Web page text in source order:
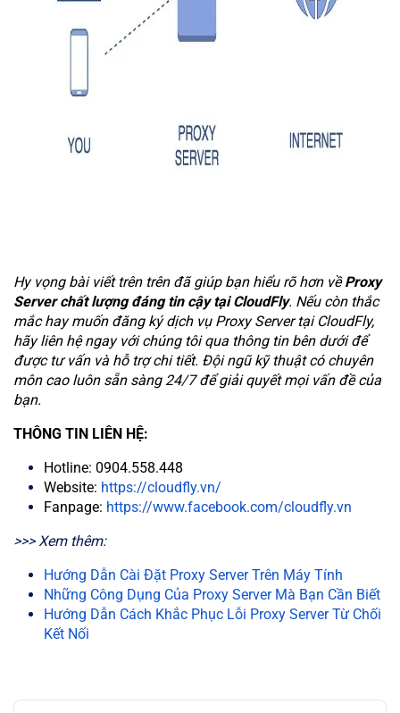
Hy vọng bài viết trên trên đã giúp bạn hiểu rõ hơn vềProxy
Server chất lượng đáng tin cậy tại CloudFly. Nếu còn thắc
mắc hay muốn đăng ký dịch vụ Proxy Server tại CloudFly,
hãy liên hệ ngay với chúng tôi qua thông tin bên dưới để
được tư vấn và hỗ trợ chi tiết. Đội ngũ kỹ thuật có chuyên
môn cao luôn sẵn sàng 24/7 để giải quyết mọi vấn đề của
bạn.
THÔNG TIN LIÊN HỆ:
Hotline: 0904.558.448
Website: https://cloudfly.vn/
Fanpage: https://www.facebook.com/cloudfly.vn
>>> Xem thêm:
Hướng Dẫn Cài Đặt Proxy Server Trên Máy Tính
Những Công Dụng Của Proxy Server Mà Bạn Cần Biết
Hướng Dẫn Cách Khắc Phục Lỗi Proxy Server Từ Chối
Kết Nối